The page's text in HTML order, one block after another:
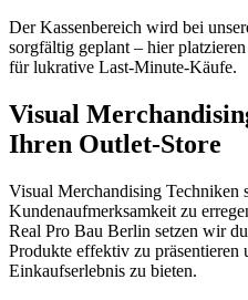
Der Kassenbereich wird bei
sorgfältig geplant – hier
für lukrative Last-Minute-Käufe.
Visual
Ihren Outlet-Store
Visual Merchandising Techniken
Kundenaufmerksamkeit zu
Real Pro Bau Berlin setzen wir
Produkte effektiv zu präsentieren
Einkaufserlebnis zu bieten.